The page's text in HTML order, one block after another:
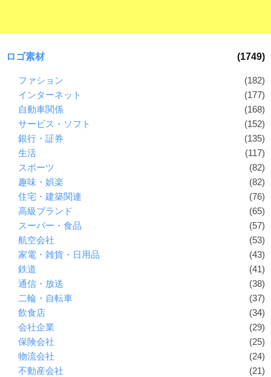
ロゴ素材 (1749)
ファション
(182)
インターネット
(177)
自動車関係
(168)
サービス・ソフト
(152)
銀行・証券
(135)
生活
(117)
スポーツ
(82)
趣味・娯楽
(82)
住宅・建築関連
(76)
高級ブランド
(65)
スーパー・食品
(57)
航空会社
(53)
家電・雑貨・日用品
(43)
鉄道
(41)
通信・放送
(38)
二輪・自転車
(37)
飲食店
(34)
会社企業
(29)
保険会社
(25)
物流会社
(24)
不動産会社
(21)